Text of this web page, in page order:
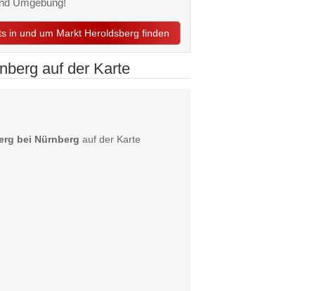
in und um Markt Heroldsberg finden
auf der Karte
bei Nürnberg auf der Karte